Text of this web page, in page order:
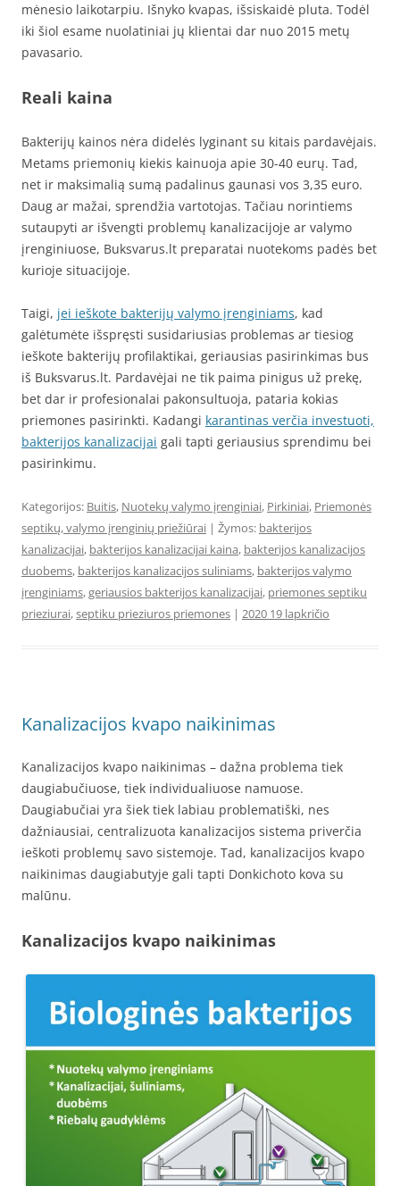
mėnesio laikotarpiu. Išnyko kvapas, išsiskaidė pluta. Todėl
iki šiol esame nuolatiniai jų klientai dar nuo 2015 metų
pavasario.
Reali kaina
Bakterijų kainos nėra didelės lyginant su kitais pardavėjais.
Metams priemonių kiekis kainuoja apie 30-40 eurų. Tad,
net ir maksimalią sumą padalinus gaunasi vos 3,35 euro.
Daug ar mažai, sprendžia vartotojas. Tačiau norintiems
sutaupyti ar išvengti problemų kanalizacijoje ar valymo
įrenginiuose, Buksvarus.lt preparatai nuotekoms padės bet
kurioje situacijoje.
Taigi, jei ieškote bakterijų valymo įrenginiams, kad
galėtumėte išspręsti susidariusias problemas ar tiesiog
ieškote bakterijų profilaktikai, geriausias pasirinkimas bus
iš Buksvarus.lt. Pardavėjai ne tik paima pinigus už prekę,
bet dar ir profesionalai pakonsultuoja, pataria kokias
priemones pasirinkti. Kadangi karantinas verčia investuoti,
bakterijos kanalizacijai gali tapti geriausius sprendimu bei
pasirinkimu.
Kategorijos: Buitis, Nuotekų valymo įrenginiai, Pirkiniai, Priemonės
septikų, valymo įrenginių priežiūrai | Žymos: bakterijos
kanalizacijai, bakterijos kanalizacijai kaina, bakterijos kanalizacijos
duobems, bakterijos kanalizacijos suliniams, bakterijos valymo
įrenginiams,geriausios bakterijos kanalizacijai, priemones septiku
prieziurai,septiku prieziuros priemones | 2020 19 lapkričio
Kanalizacijos kvapo naikinimas
Kanalizacijos kvapo naikinimas – dažna problema tiek
daugiabučiuose, tiek individualiuose namuose.
Daugiabučiai yra šiek tiek labiau problematiški, nes
dažniausiai, centralizuota kanalizacijos sistema priverčia
ieškoti problemų savo sistemoje. Tad, kanalizacijos kvapo
naikinimas daugiabutyje gali tapti Donkichoto kova su
malūnu.
Kanalizacijos kvapo naikinimas